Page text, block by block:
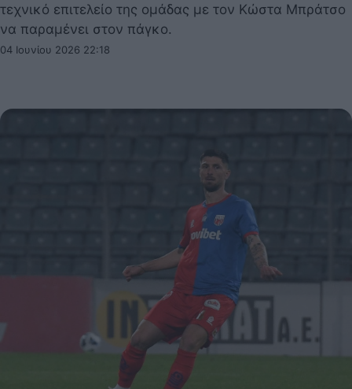
τεχνικό επιτελείο της ομάδας με τον Κώστα Μπράτσο
να παραμένει στον πάγκο.
04 Ιουνίου 2026 22:18